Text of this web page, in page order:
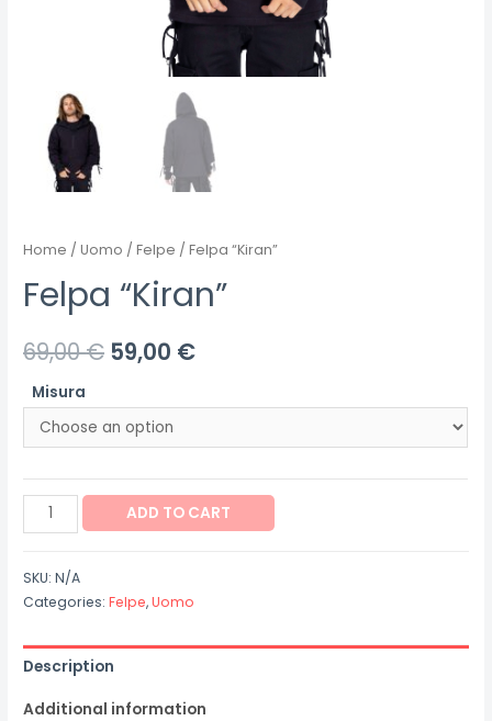
Home /Uomo /Felpe / Felpa “Kiran”
Felpa “Kiran”
69,00€ 59,00 €
Misura
Felpa
"Kiran"
ADD TO CART
SKU:N/A
Categories:Felpe,Uomo
Description
Additional information